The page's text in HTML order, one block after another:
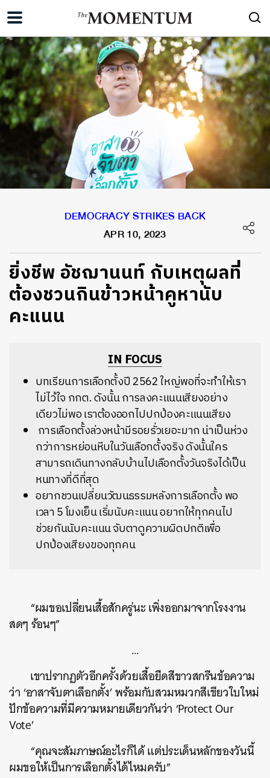
DEMOCRACY STRIKES BACK
APR 10, 2023
ยิ่งชีพ อัชฌานนท์ กับเหตุผลที่
ต้องชวนกินข้าวหน้าคูหานับ
คะแนน
IN FOCUS
บทเรียนการเลือกตั้งปี 2562 ใหญ่พอที่จะทำให้เรา
ไม่ไว้ใจ กกต. ดังนั้น การลงคะแนนเสียงอย่าง
เดียวไม่พอ เราต้องออกไปปกป้องคะแนนเสียง
การเลือกตั้งล่วงหน้ามีรอยรั่วเยอะมาก น่าเป็นห่วง
กว่าการหย่อนหีบในวันเลือกตั้งจริง ดังนั้นใคร
สามารถเดินทางกลับบ้านไปเลือกตั้งวันจริงได้เป็น
หนทางที่ดีที่สุด
อยากชวนเปลี่ยนวัฒนธรรมหลังการเลือกตั้ง พอ
เวลา 5 โมงเย็น เริ่มนับคะแนน อยากให้ทุกคนไป
ช่วยกันนับคะแนน จับตาดูความผิดปกติเพื่อ
ปกป้องเสียงของทุกคน
“ผมขอเปลี่ยนเสื้อสักครู่นะ เพิ่งออกมาจากโรงงาน
สดๆ ร้อนๆ”
…
เขาปรากฏตัวอีกครั้งด้วยเสื้อยืดสีขาวสกรีนข้อความ
ว่า ‘อาสาจับตาเลือกตั้ง’ พร้อมกับสวมหมวกสีเขียวใบใหม่
ปักข้อความที่มีความหมายเดียวกันว่า ‘Protect Our
Vote’
“คุณจะสัมภาษณ์อะไรก็ได้ แต่ประเด็นหลักของวันนี้
ผมขอให้เป็นการเลือกตั้งได้ไหมครับ”